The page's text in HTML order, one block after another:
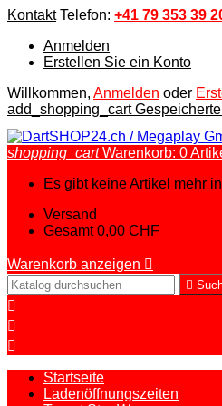
Kontakt Telefon: +41 79 353 39
Anmelden
Erstellen Sie ein Konto
Willkommen, Anmelden oder
add_shopping_cart
shopping_cart Warenkorb: 0
Es gibt keine Artikel mehr
Versand
Gesamt 0,00 CHF
Warenkorb anzeigen 




Startseite
Ladenöffnungszeiten